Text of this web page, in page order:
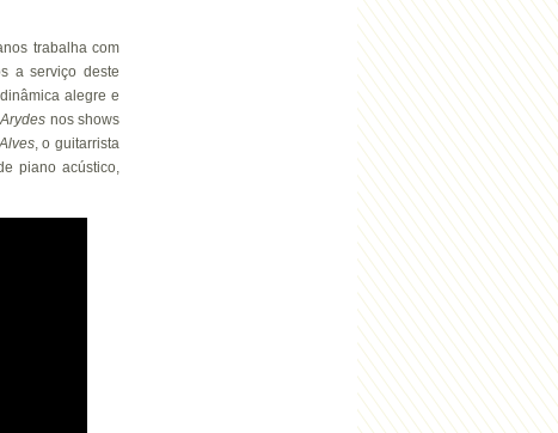
trabalha com
a serviço deste
alegre e
Arydes nos shows
, o guitarrista
piano acústico,